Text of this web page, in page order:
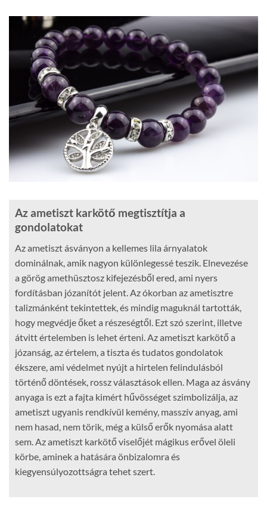
Az ametiszt karkötő megtisztítja a
gondolatokat
Az ametiszt ásványon a kellemes lila árnyalatok
dominálnak, amik nagyon különlegessé teszik. Elnevezése
a görög amethüsztosz kifejezésből ered, ami nyers
fordításban józanítót jelent. Az ókorban az ametisztre
talizmánként tekintettek, és mindig maguknál tartották,
hogy megvédje őket a részeségtől. Ezt szó szerint, illetve
átvitt értelemben is lehet érteni. Az ametiszt karkötő a
józanság, az értelem, a tiszta és tudatos gondolatok
ékszere, ami védelmet nyújt a hirtelen felindulásból
történő döntések, rossz választások ellen. Maga az ásvány
anyaga is ezt a fajta kimért hűvösséget szimbolizálja, az
ametiszt ugyanis rendkívül kemény, masszív anyag, ami
nem hasad, nem törik, még a külső erők nyomása alatt
sem. Az ametiszt karkötő viselőjét mágikus erővel öleli
körbe, aminek a hatására önbizalomra és
kiegyensúlyozottságra tehet szert.